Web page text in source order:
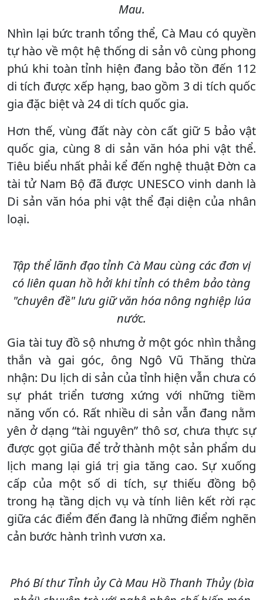
Mau.
Nhìn lại bức tranh tổng thể, Cà Mau có quyền
tự hào về một hệ thống di sản vô cùng phong
phú khi toàn tỉnh hiện đang bảo tồn đến 112
di tích được xếp hạng, bao gồm 3 di tích quốc
gia đặc biệt và 24 di tích quốc gia.
Hơn thế, vùng đất này còn cất giữ 5 bảo vật
quốc gia, cùng 8 di sản văn hóa phi vật thể.
Tiêu biểu nhất phải kể đến nghệ thuật Đờn ca
tài tử Nam Bộ đã được UNESCO vinh danh là
Di sản văn hóa phi vật thể đại diện của nhân
loại.
Tập thể lãnh đạo tỉnh Cà Mau cùng các đơn vị
có liên quan hồ hởi khi tỉnh có thêm bảo tàng
"chuyên đề" lưu giữ văn hóa nông nghiệp lúa
nước.
Gia tài tuy đồ sộ nhưng ở một góc nhìn thẳng
thắn và gai góc, ông Ngô Vũ Thăng thừa
nhận: Du lịch di sản của tỉnh hiện vẫn chưa có
sự phát triển tương xứng với những tiềm
năng vốn có. Rất nhiều di sản vẫn đang nằm
yên ở dạng “tài nguyên” thô sơ, chưa thực sự
được gọt giũa để trở thành một sản phẩm du
lịch mang lại giá trị gia tăng cao. Sự xuống
cấp của một số di tích, sự thiếu đồng bộ
trong hạ tầng dịch vụ và tính liên kết rời rạc
giữa các điểm đến đang là những điểm nghẽn
cản bước hành trình vươn xa.
Phó Bí thư Tỉnh ủy Cà Mau Hồ Thanh Thủy (bìa